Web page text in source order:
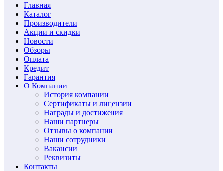
Главная
Каталог
Производители
Акции и скидки
Новости
Обзоры
Оплата
Кредит
Гарантия
О Компании
История компании
Сертификаты и лицензии
Награды и достижения
Наши партнеры
Отзывы о компании
Наши сотрудники
Вакансии
Реквизиты
Контакты